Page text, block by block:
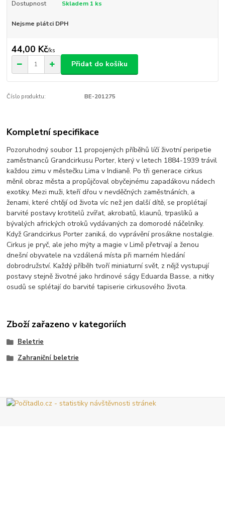
Dostupnost Skladem 1 ks
Nejsme plátci DPH
44,00 Kč/ks
Přidat do košíku
Číslo produktu: BE-201275
Kompletní specifikace
Pozoruhodný soubor 11 propojených příběhů líčí životní peripetie
zaměstnanců Grandcirkusu Porter, který v letech 1884-1939 trávil
každou zimu v městečku Lima v Indianě. Po tři generace cirkus
měnil obraz města a propůjčoval obyčejnému zapadákovu nádech
exotiky. Mezi muži, kteří dřou v nevděčných zaměstnáních, a
ženami, které chtějí od života víc než jen další dítě, se proplétají
barvité postavy krotitelů zvířat, akrobatů, klaunů, trpaslíků a
bývalých afrických otroků vydávaných za domorodé náčelníky.
Když Grandcirkus Porter zaniká, do vyprávění prosákne nostalgie.
Cirkus je pryč, ale jeho mýty a magie v Limě přetrvají a ženou
dnešní obyvatele na vzdálená místa při marném hledání
dobrodružství. Každý příběh tvoří miniaturní svět, z nějž vystupují
postavy stejně životné jako hrdinové ságy Eduarda Basse, a nitky
osudů se splétají do barvité tapiserie cirkusového života.
Zboží zařazeno v kategoriích
Beletrie
Zahraniční beletrie